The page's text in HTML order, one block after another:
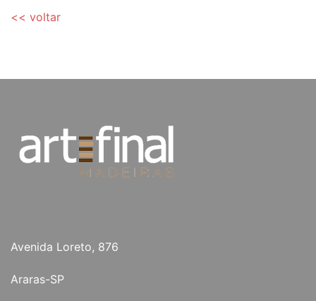
<< voltar
Avenida Loreto, 876
Araras-SP